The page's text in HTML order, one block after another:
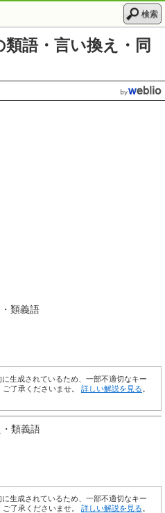
検索
語・言い換え・同
類義語
生成されているため、一部不適切なキー
了承くださいませ。 詳しい解説を見る
・類義語
生成されているため、一部不適切なキー
了承くださいませ。 詳しい解説を見る